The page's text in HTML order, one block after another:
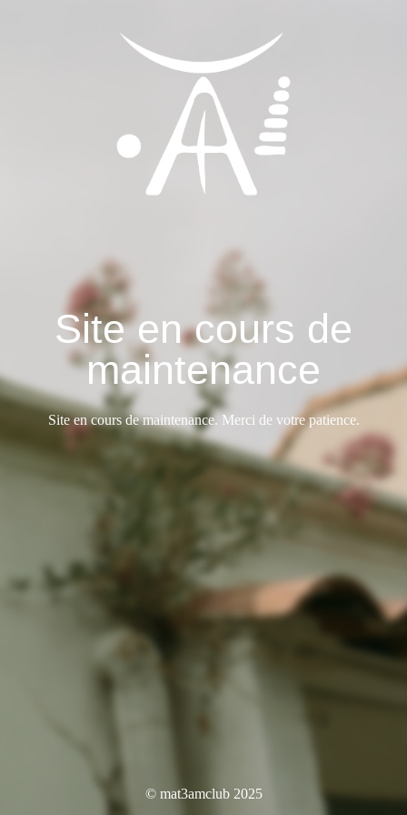
Site en cours de
maintenance
Site en cours de maintenance. Merci de votre patience.
© mat3amclub 2025